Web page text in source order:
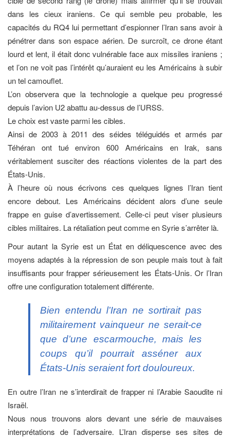
dans les cieux iraniens. Ce qui semble peu probable, les
capacités du RQ4 lui permettant d’espionner l’Iran sans avoir à
pénétrer dans son espace aérien. De surcroît, ce drone étant
lourd et lent, il était donc vulnérable face aux missiles iraniens ;
et l’on ne voit pas l’intérêt qu’auraient eu les Américains à subir
un tel camouflet.
L’on observera que la technologie a quelque peu progressé
depuis l’avion U2 abattu au-dessus de l’URSS.
Le choix est vaste parmi les cibles.
Ainsi de 2003 à 2011 des séides téléguidés et armés par
Téhéran ont tué environ 600 Américains en Irak, sans
véritablement susciter des réactions violentes de la part des
États-Unis.
À l’heure où nous écrivons ces quelques lignes l’Iran tient
encore debout. Les Américains décident alors d’une seule
frappe en guise d’avertissement. Celle-ci peut viser plusieurs
cibles militaires. La rétaliation peut comme en Syrie s’arrêter là.
Pour autant la Syrie est un État en déliquescence avec des
moyens adaptés à la répression de son peuple mais tout à fait
insuffisants pour frapper sérieusement les États-Unis. Or l’Iran
offre une configuration totalement différente.
Bien entendu l’Iran ne sortirait pas
militairement vainqueur ne serait-ce
que d’une escarmouche, mais les
coups qu’il pourrait asséner aux
États-Unis seraient fort douloureux.
En outre l’Iran ne s’interdirait de frapper ni l’Arabie Saoudite ni
Israël.
Nous nous trouvons alors devant une série de mauvaises
interprétations de l’adversaire. L’Iran disperse ses sites de